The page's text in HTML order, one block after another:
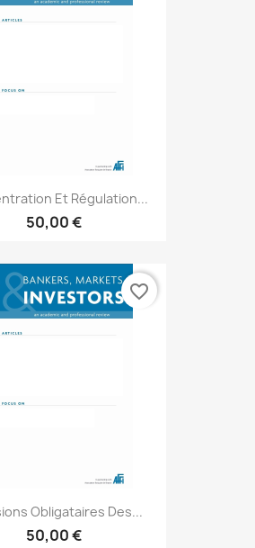
Et Régulation...
50,00 €
Obligataires Des...
50,00 €
favorite_border